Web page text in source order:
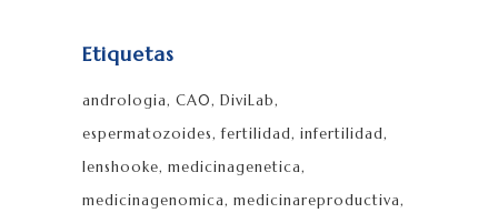
Etiquetas
andrologia CA0 DiviLab
espermatozoides fertilidad infertilidad
lenshooke medicinagenetica
medicinagenomica medicinareproductiva